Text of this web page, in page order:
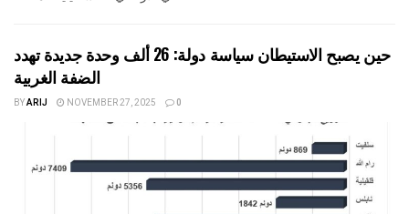
حين يصبح الاستيطان سياسة دولة: 26 ألف وحدة جديدة تهدد
الضفة الغربية
BYARIJ NOVEMBER 27, 2025 0